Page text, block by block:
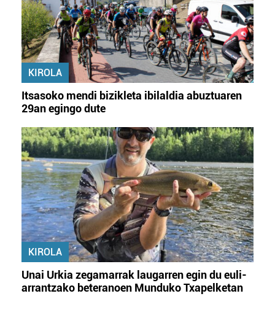
KIROLA
Itsasoko mendi bizikleta ibilaldia abuztuaren
29an egingo dute
KIROLA
Unai Urkia zegamarrak laugarren egin du euli-
arrantzako beteranoen Munduko Txapelketan